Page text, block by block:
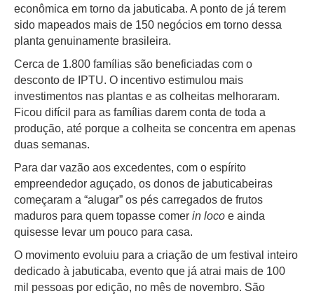
econômica em torno da jabuticaba. A ponto de já terem
sido mapeados mais de 150 negócios em torno dessa
planta genuinamente brasileira.
Cerca de 1.800 famílias são beneficiadas com o
desconto de IPTU. O incentivo estimulou mais
investimentos nas plantas e as colheitas melhoraram.
Ficou difícil para as famílias darem conta de toda a
produção, até porque a colheita se concentra em apenas
duas semanas.
Para dar vazão aos excedentes, com o espírito
empreendedor aguçado, os donos de jabuticabeiras
começaram a “alugar” os pés carregados de frutos
maduros para quem topasse comer in loco e ainda
quisesse levar um pouco para casa.
O movimento evoluiu para a criação de um festival inteiro
dedicado à jabuticaba, evento que já atrai mais de 100
mil pessoas por edição, no mês de novembro. São